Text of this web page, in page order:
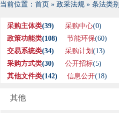
当前位置： 首页 » 政采法规 » 条法类别
采购主体类(39) 采购中心(0)
政策功能类(108) 节能环保(60)
交易系统类(34) 采购计划 (13)
采购方式类(30) 公开招标(5)
其他文件类(142) 信息公开(18)
其他